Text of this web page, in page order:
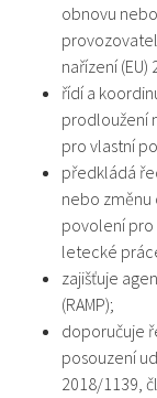
obnovu
nařízení (EU)
řídí a
prodloužení
pro vlastní
předkládá
nebo
povolení
letecké
zajišťuje
(RAMP);
doporučuje
posouzení
2018/1139,